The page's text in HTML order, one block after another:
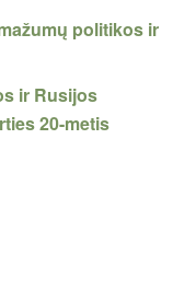
politikos ir
ir Rusijos
20-metis